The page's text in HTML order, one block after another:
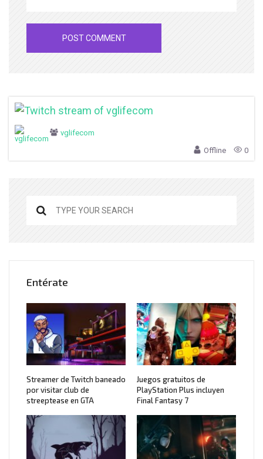
vglifecom
Offline 0
Entérate
Streamer de Twitch baneado
por visitar club de
streeptease en GTA
Juegos gratuitos de
PlayStation Plus incluyen
Final Fantasy 7